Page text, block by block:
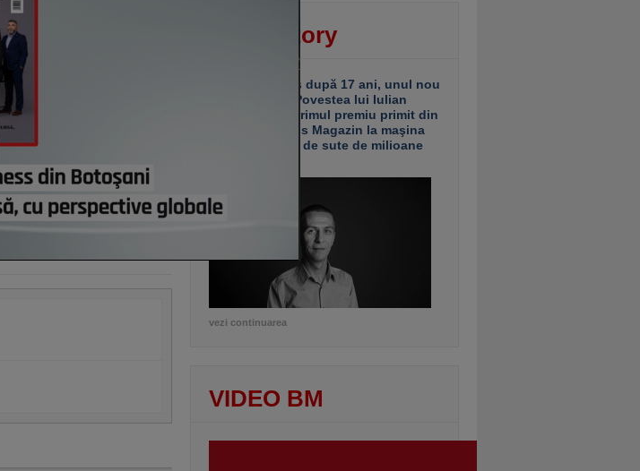
Cover story
Un pariu închis după 17 ani, unul nou
abia deschis. Povestea lui Iulian
Stanciu de la primul premiu primit din
partea Business Magazin la maşina
lui de investiţii de sute de milioane
vezi continuarea
VIDEO BM